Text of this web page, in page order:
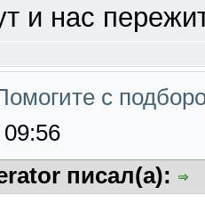
и нас
с
писал(а):